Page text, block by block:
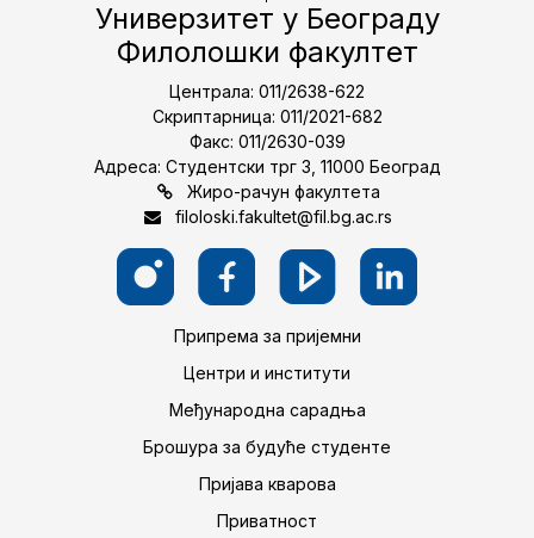
Универзитет у Београду
Филолошки факултет
Централа: 011/2638-622
Скриптарница: 011/2021-682
Факс: 011/2630-039
Адреса: Студентски трг 3, 11000 Београд
Жиро-рачун факултета
filoloski.fakultet@fil.bg.ac.rs
Припрема за пријемни
Центри и институти
Међународна сарадња
Брошура за будуће студенте
Пријава кварова
Приватност